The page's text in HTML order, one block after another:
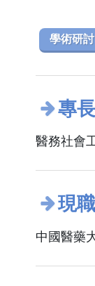
學術研討
專長
醫務社會
現職
中國醫藥